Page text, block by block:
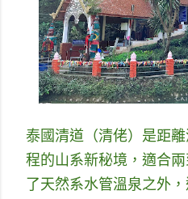
泰國清道（清佬）是距
程的山系新秘境，適合
了天然系水管溫泉之外